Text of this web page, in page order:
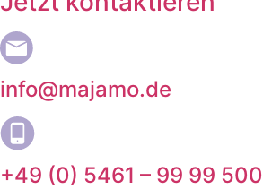
info@majamo.de
+49 (0) 5461 – 99 99 500